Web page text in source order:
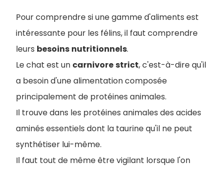
Pour comprendre si une gamme d'aliments est
intéressante pour les félins, il faut comprendre
leurs besoins nutritionnels.
Le chat est un carnivorestrict, c'est-à-dire qu'il
a besoin d'une alimentation composée
principalement de protéines animales.
Il trouve dans les protéines animales des acides
aminés essentiels dont la taurine qu'il ne peut
synthétiser lui-même.
Il faut tout de même être vigilant lorsque l'on